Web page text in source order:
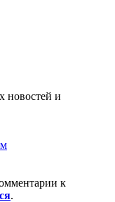
новостей и
к
.